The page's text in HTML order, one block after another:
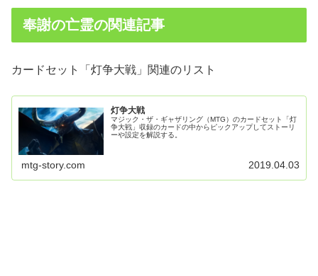
奉謝の亡霊の関連記事
カードセット「灯争大戦」関連のリスト
灯争大戦
マジック・ザ・ギャザリング（MTG）のカードセット「灯
争大戦」収録のカードの中からピックアップしてストーリ
ーや設定を解説する。
mtg-story.com 2019.04.03